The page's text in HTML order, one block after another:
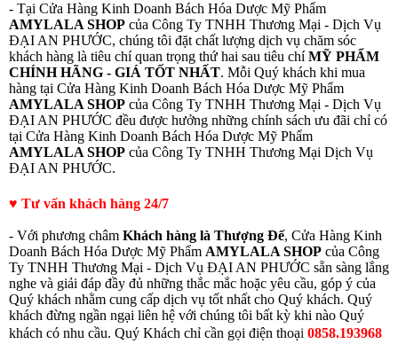
- Tại Cửa Hàng Kinh Doanh Bách Hóa Dược Mỹ Phẩm
AMYLALA SHOP của Công Ty TNHH Thương Mại - Dịch Vụ
ĐẠI AN PHƯỚC, chúng tôi đặt chất lượng dịch vụ chăm sóc
khách hàng là tiêu chí quan trọng thứ hai sau tiêu chíMỸ PHẨM
CHÍNH HÃNG - GIÁ TỐT NHẤT. Mỗi Quý khách khi mua
hàng tại Cửa Hàng Kinh Doanh Bách Hóa Dược Mỹ Phẩm
AMYLALA SHOP của Công Ty TNHH Thương Mại - Dịch Vụ
ĐẠI AN PHƯỚC đều được hưởng những chính sách ưu đãi chỉ có
tại Cửa Hàng Kinh Doanh Bách Hóa Dược Mỹ Phẩm
AMYLALA SHOP của Công Ty TNHH Thương Mại Dịch Vụ
ĐẠI AN PHƯỚC.
♥ Tư vấn khách hàng 24/7
- Với phương châm Khách hàng là Thượng Đế, Cửa Hàng Kinh
Doanh Bách Hóa Dược Mỹ Phẩm AMYLALA SHOP của Công
Ty TNHH Thương Mại - Dịch Vụ ĐẠI AN PHƯỚC sẵn sàng lắng
nghe và giải đáp đầy đủ những thắc mắc hoặc yêu cầu, góp ý của
Quý khách nhằm cung cấp dịch vụ tốt nhất cho Quý khách. Quý
khách đừng ngần ngại liên hệ với chúng tôi bất kỳ khi nào Quý
khách có nhu cầu. Quý Khách chỉ cần gọi điện thoại 0858.193968